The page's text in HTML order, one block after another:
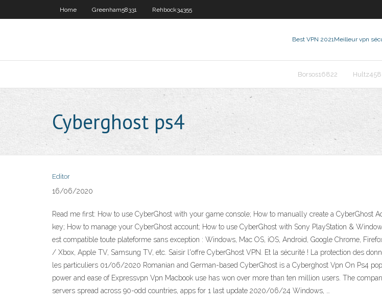
Home Greenham58331 Rehbock34355
Best VPN 2021Meilleur vpn
Borsos16822
Cyberghost ps4
Editor
16/06/2020
Read me first: How to use CyberGhost with your game console; How to manually create a CyberGhost
key; How to manage your CyberGhost account; How to use CyberGhost with Sony PlayStation &
est compatible toute plateforme sans exception : Windows, Mac OS, iOS, Android, Google Chrome,
/ Xbox, Apple TV, Samsung TV, etc. Saisir l'offre CyberGhost VPN. Et la sécurité ! La protection des
les particuliers 01/06/2020 Romanian and German-based CyberGhost is a Cyberghost Vpn On Ps4
power and ease of Expressvpn Vpn Macbook use has won over more than ten million users. The
servers spread across 90-odd countries, apps for 1 last update 2020/06/24 Windows, …